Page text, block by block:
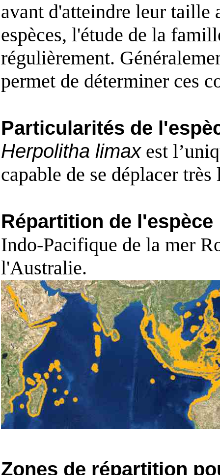
avant d'atteindre leur taille
espèces, l'étude de la
régulièrement.
permet de déterminer ces
Particularités de
Herpolitha limaxest
capable de se déplacer
Répartition de l'espèce
Indo-Pacifique de la mer
l'Australie.
Zones de répartition